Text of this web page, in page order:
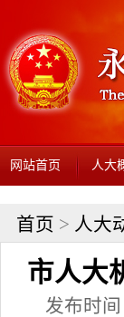
网站首页 人大
首页 > 人大
市人大
发布时